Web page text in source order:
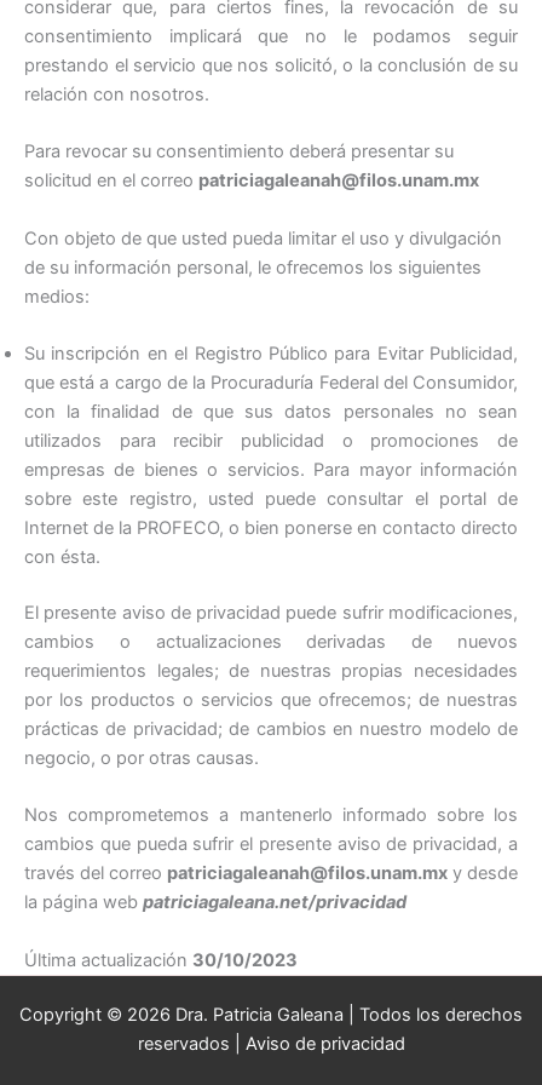
considerar que, para ciertos fines, la revocación de su
consentimiento implicará que no le podamos seguir
prestando el servicio que nos solicitó, o la conclusión de su
relación con nosotros.
Para revocar su consentimiento deberá presentar su
solicitud en el correo patriciagaleanah@filos.unam.mx
Con objeto de que usted pueda limitar el uso y divulgación
de su información personal, le ofrecemos los siguientes
medios:
Su inscripción en el Registro Público para Evitar Publicidad,
que está a cargo de la Procuraduría Federal del Consumidor,
con la finalidad de que sus datos personales no sean
utilizados para recibir publicidad o promociones de
empresas de bienes o servicios. Para mayor información
sobre este registro, usted puede consultar el portal de
Internet de la PROFECO, o bien ponerse en contacto directo
con ésta.
El presente aviso de privacidad puede sufrir modificaciones,
cambios o actualizaciones derivadas de nuevos
requerimientos legales; de nuestras propias necesidades
por los productos o servicios que ofrecemos; de nuestras
prácticas de privacidad; de cambios en nuestro modelo de
negocio, o por otras causas.
Nos comprometemos a mantenerlo informado sobre los
cambios que pueda sufrir el presente aviso de privacidad, a
través del correo patriciagaleanah@filos.unam.mx y desde
la página web patriciagaleana.net/privacidad
Última actualización 30/10/2023
Copyright © 2026 Dra. Patricia Galeana | Todos los derechos
reservados | Aviso de privacidad